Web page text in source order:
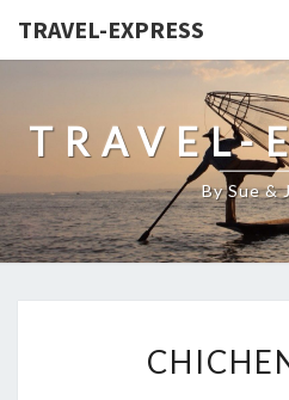
TRAVEL-EXPRESS
TRAVEL-
By Sue &